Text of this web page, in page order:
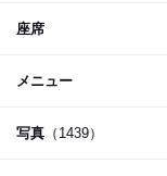
座席
メニュー
写真 （1439）